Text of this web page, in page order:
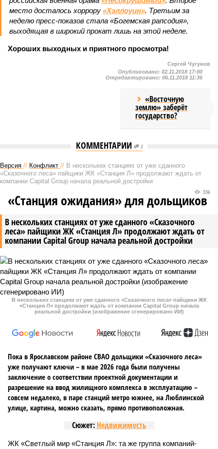
место досталось хоррору «Хэллоуин». Третьим за
неделю пресс-показов стала «Богемская рапсодия»,
выходящая в широкий прокат лишь на этой неделе.
Хороших выходных и приятного просмотра!
Сергей Чугунов
Опубликовано: 02.11.2018 17:00
Отредактировано: 06.11.2018 11:36
«Восточную
землю» заберёт
государство?
КОММЕНТАРИИ 0
Версия // Конфликт // В нескольких станциях от уже сданного
«Сказочного леса» пайщики ЖК «Станция Л» продолжают ждать от
компании Capital Group начала реальной достройки
В нескольких станциях от уже сданного «Сказочного
леса» пайщики ЖК «Станция Л» продолжают ждать от
компании Capital Group начала реальной достройки
336
«Станция ожидания» для дольщиков
В нескольких станциях от уже сданного «Сказочного леса» пайщики ЖК
«Станция Л» продолжают ждать от компании Capital Group начала
реальной достройки (изображение сгенерировано ИИ)
Пока в Ярославском районе СВАО дольщики «Сказочного леса»
уже получают ключи – в мае 2026 года были получены
заключение о соответствии проектной документации и
разрешение на ввод жилищного комплекса в эксплуатацию –
совсем недалеко, в паре станций метро южнее, на Люблинской
улице, картина, можно сказать, прямо противоположная.
Сюжет: Недвижимость
ЖК «Светлый мир «Станция Л»: та же группа компаний-